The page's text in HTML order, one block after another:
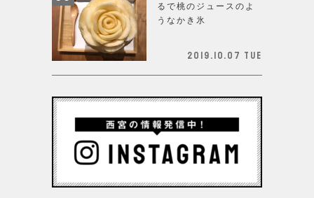
るで桃のジュースのよ
うなかき氷
2019.10.07 Tue